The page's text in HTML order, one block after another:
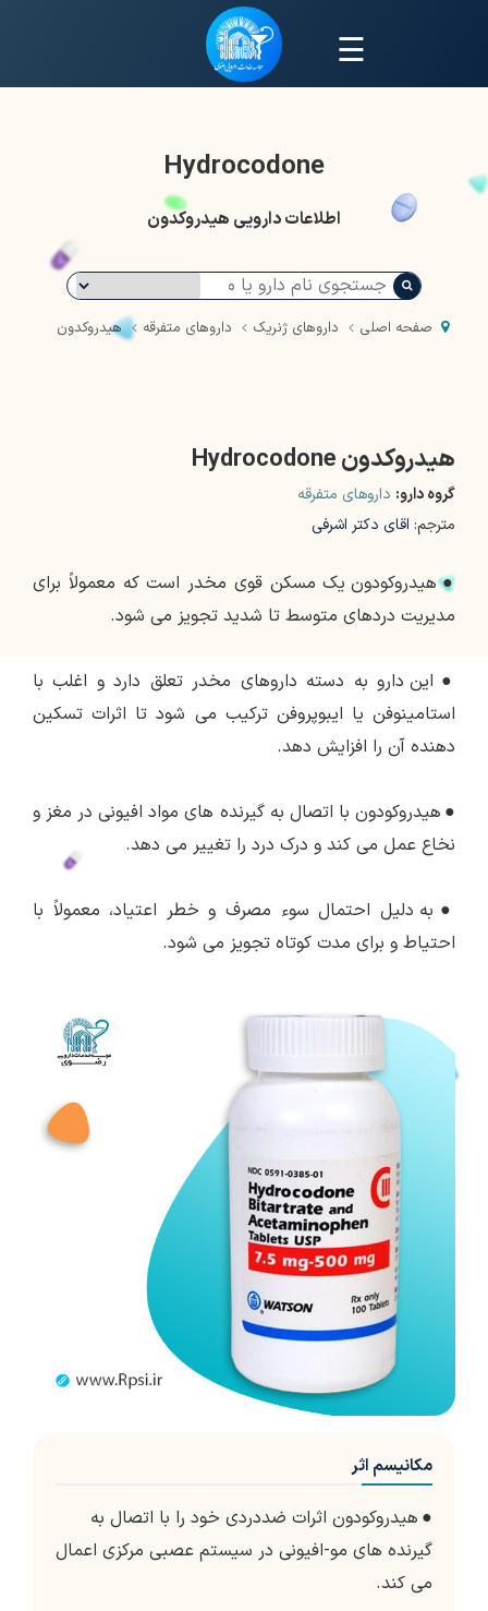
☰
Hydrocodone
اطلاعات دارویی هیدروکدون
صفحه اصلی داروهای ژنریک داروهای متفرقه هیدروکدون
هیدروکدون Hydrocodone
گروه دارو: داروهای متفرقه
مترجم: اقای دکتر اشرفی
●هیدروکودون یک مسکن قوی مخدر است که معمولاً برای
مدیریت دردهای متوسط تا شدید تجویز می شود.
● این دارو به دسته داروهای مخدر تعلق دارد و اغلب با
استامینوفن یا ایبوپروفن ترکیب می شود تا اثرات تسکین
دهنده آن را افزایش دهد.
● هیدروکودون با اتصال به گیرنده های مواد افیونی در مغز و
نخاع عمل می کند و درک درد را تغییر می دهد.
● به دلیل احتمال سوء مصرف و خطر اعتیاد، معمولاً با
احتیاط و برای مدت کوتاه تجویز می شود.
مکانیسم اثر
● هیدروکودون اثرات ضددردی خود را با اتصال به
گیرنده های مو-افیونی در سیستم عصبی مرکزی اعمال
می کند.